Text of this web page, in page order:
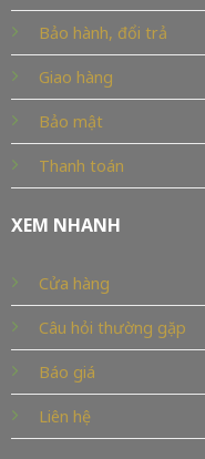
Bảo hành, đổi trả
Giao hàng
Bảo mật
Thanh toán
XEM NHANH
Cửa hàng
Câu hỏi thường gặp
Báo giá
Liên hệ